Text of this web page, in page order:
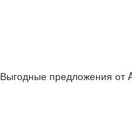
Выгодные предложения от